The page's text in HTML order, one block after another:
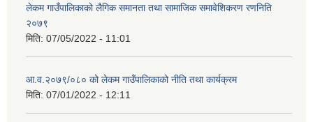
लेकम गाउँपालिकाको लैगिक समानता तथा सामाजिक समावेशिकरण रणनिति
२०७९
मिति: 07/05/2022 - 11:01
आ.व.२०७९/०८० को लेकम गाउँपालिकाको नीति तथा कार्यक्रम
मिति: 07/01/2022 - 12:11